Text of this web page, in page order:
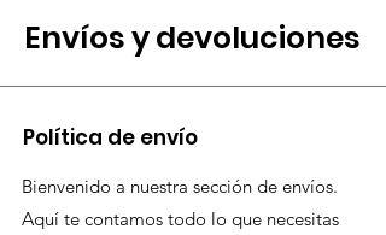
Envíos y devoluciones
Política de envío
Bienvenido a nuestra sección de envíos.
Aquí te contamos todo lo que necesitas